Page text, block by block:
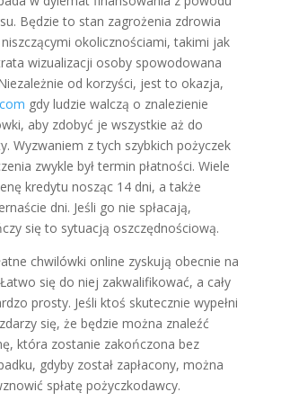
Będzie to stan zagrożenia zdrowia
okolicznościami, takimi jak
wizualizacji osoby spowodowana
od korzyści, jest to okazja,
gdy ludzie walczą o znalezienie
aby zdobyć je wszystkie aż do
Wyzwaniem z tych szybkich pożyczek
zwykle był termin płatności. Wiele
kredytu nosząc 14 dni, a także
dni. Jeśli go nie spłacają,
się to sytuacją oszczędnościową.
chwilówki online zyskują obecnie na
się do niej zakwalifikować, a cały
prosty. Jeśli ktoś skutecznie wypełni
się, że będzie można znaleźć
która zostanie zakończona bez
gdyby został zapłacony, można
spłatę pożyczkodawcy.